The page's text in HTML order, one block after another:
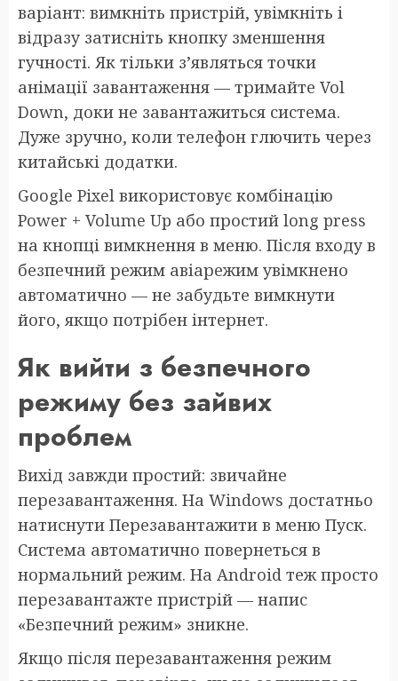
варіант: вимкніть пристрій, увімкніть і
відразу затисніть кнопку зменшення
гучності. Як тільки з’являться точки
анімації завантаження — тримайте Vol
Down, доки не завантажиться система.
Дуже зручно, коли телефон глючить через
китайські додатки.
Google Pixel використовує комбінацію
Power + Volume Up або простий long press
на кнопці вимкнення в меню. Після входу в
безпечний режим авіарежим увімкнено
автоматично — не забудьте вимкнути
його, якщо потрібен інтернет.
Як вийти з безпечного
режиму без зайвих
проблем
Вихід завжди простий: звичайне
перезавантаження. На Windows достатньо
натиснути Перезавантажити в меню Пуск.
Система автоматично повернеться в
нормальний режим. На Android теж просто
перезавантажте пристрій — напис
«Безпечний режим» зникне.
Якщо після перезавантаження режим